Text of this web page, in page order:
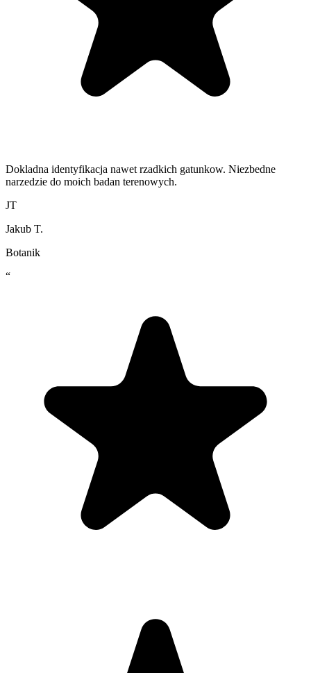
Dokladna identyfikacja nawet rzadkich gatunkow. Niezbedne
narzedzie do moich badan terenowych.
JT
Jakub T.
Botanik
“